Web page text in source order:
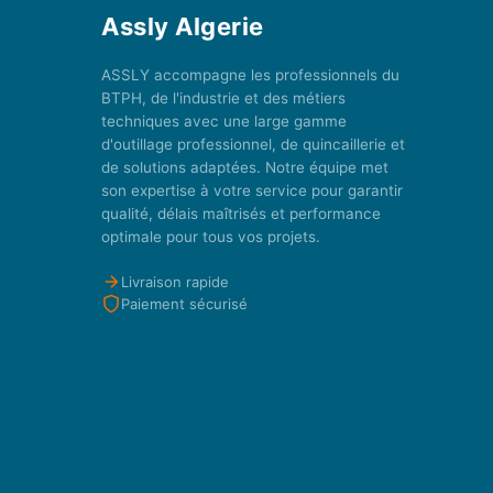
Assly Algerie
ASSLY accompagne les professionnels du
BTPH, de l'industrie et des métiers
techniques avec une large gamme
d'outillage professionnel, de quincaillerie et
de solutions adaptées. Notre équipe met
son expertise à votre service pour garantir
qualité, délais maîtrisés et performance
optimale pour tous vos projets.
Livraison rapide
Paiement sécurisé